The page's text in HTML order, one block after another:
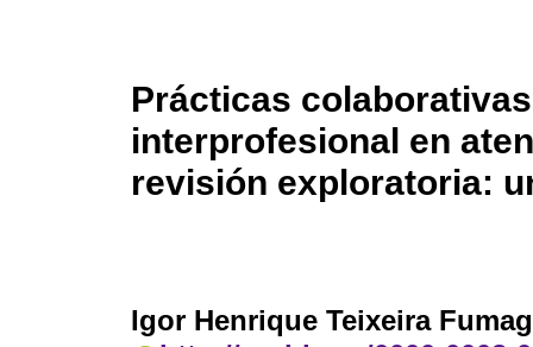
Prácticas
interprofesional en
revisión exploratoria:
Igor Henrique Teixeira